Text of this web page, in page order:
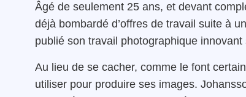
Âgé de seulement 25 ans, et devant
déjà bombardé d’offres de travail suite à
publié son travail photographique
Au lieu de se cacher, comme le font
utiliser pour produire ses images.